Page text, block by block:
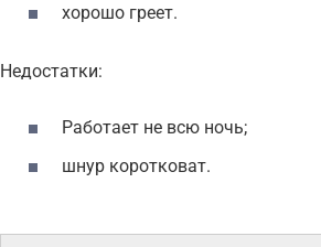
хорошо греет.
Недостатки:
Работает не всю ночь;
шнур коротковат.